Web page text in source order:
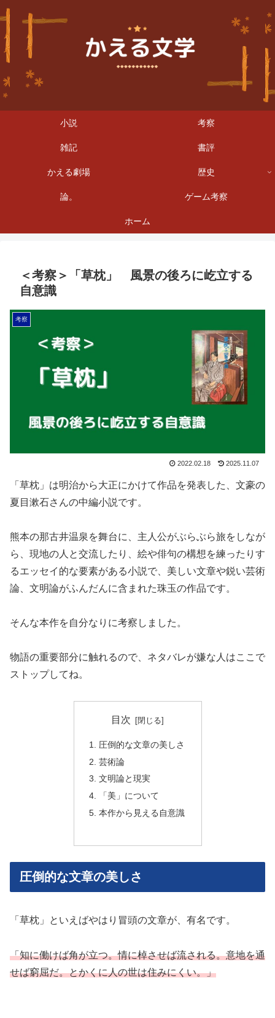
小説 考察
雑記 書評
かえる劇場 歴史
論。 ゲーム考察
ホーム
＜考察＞「草枕」 風景の後ろに屹立する
自意識
考察
2022.02.18 2025.11.07
「草枕」は明治から大正にかけて作品を発表した、文豪の
夏目漱石さんの中編小説です。
熊本の那古井温泉を舞台に、主人公がぶらぶら旅をしなが
ら、現地の人と交流したり、絵や俳句の構想を練ったりす
るエッセイ的な要素がある小説で、美しい文章や鋭い芸術
論、文明論がふんだんに含まれた珠玉の作品です。
そんな本作を自分なりに考察しました。
物語の重要部分に触れるので、ネタバレが嫌な人はここで
ストップしてね。
目次
圧倒的な文章の美しさ
芸術論
文明論と現実
「美」について
本作から見える自意識
圧倒的な文章の美しさ
「草枕」といえばやはり冒頭の文章が、有名です。
「知に働けば角が立つ。情に棹させば流される。意地を通
せば窮屈だ。とかくに人の世は住みにくい。」